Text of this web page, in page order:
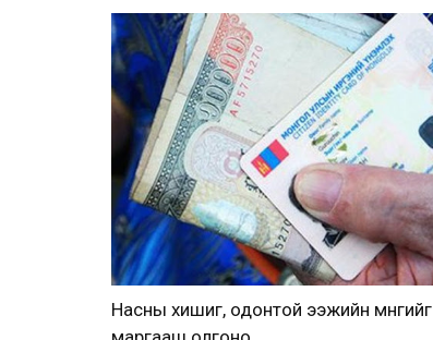
Насны хишиг, одонтой ээжийн мөнгийг